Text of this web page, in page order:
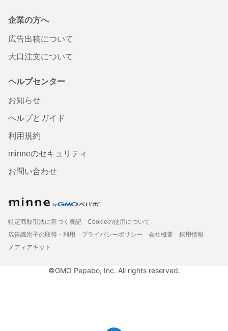
企業の方へ
広告出稿について
大口注文について
ヘルプセンター
お知らせ
ヘルプとガイド
利用規約
minneのセキュリティ
お問い合わせ
特定商取引法に基づく表記
Cookieの使用について
広告識別子の取得・利用
プライバシーポリシー 会社概要
採用情報
メディアキット
©GMO Pepabo, Inc. All rights reserved.